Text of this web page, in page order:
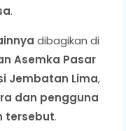
.
dibagikan di
Asemka Pasar
Jembatan Lima,
dan pengguna
tersebut.